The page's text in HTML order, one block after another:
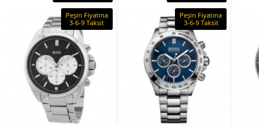
Peşin Fiyatına
3-6-9 Taksit
Peşin Fiyatına
3-6-9 Taksit